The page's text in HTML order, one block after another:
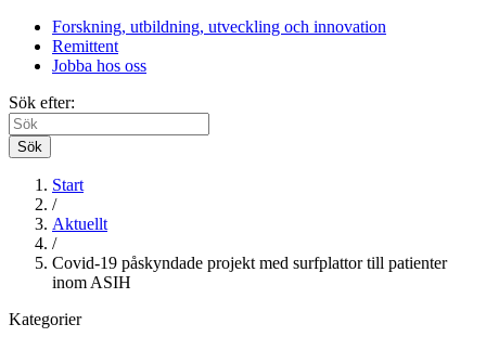
Forskning, utbildning, utveckling och innovation
Remittent
Jobba hos oss
Sök efter:
Sök
Start
/
Aktuellt
/
Covid-19 påskyndade projekt med surfplattor till patienter
inom ASIH
Kategorier